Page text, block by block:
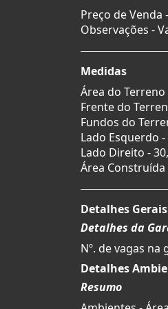
Preço de Venda -
Observações -
Medidas
Área do Terreno
Frente do
Fundos do
Lado Esquerdo
Lado Direito -
Área Construída
Detalhes Gerais
Detalhes da
Nº. de vagas na
Detalhes
Resumo